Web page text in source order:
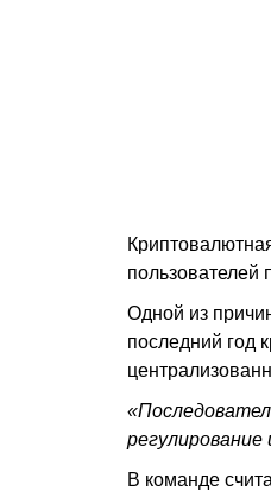
пользователей
Одной из
последний год
В команде